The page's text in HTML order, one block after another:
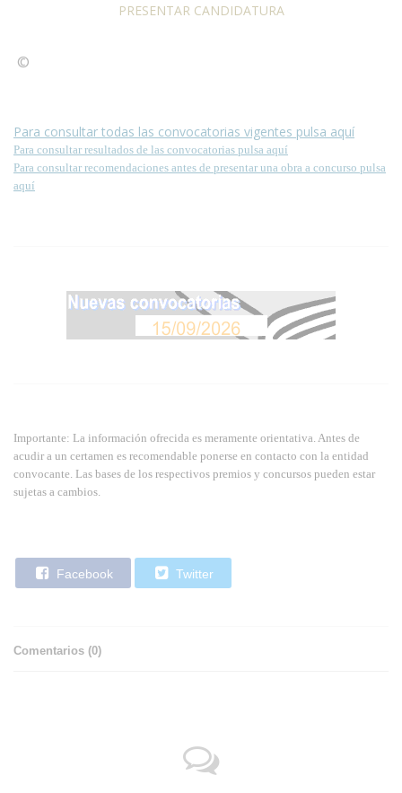
PRESENTAR CANDIDATURA
©
Para consultar todas las convocatorias vigentes pulsa aquí
Para consultar resultados de las convocatorias pulsa aquí
Para consultar recomendaciones antes de presentar una obra a concurso pulsa
aquí
Importante: La información ofrecida es meramente orientativa. Antes de
acudir a un certamen es recomendable ponerse en contacto con la entidad
convocante. Las bases de los respectivos premios y concursos pueden estar
sujetas a cambios.
Facebook Twitter
Comentarios (0)